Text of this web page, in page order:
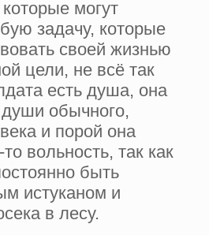
могут
задачу, которые
своей жизнью
цели, не всё так
есть душа, она
души обычного,
и порой она
вольность, так как
быть
истуканом и
в лесу.